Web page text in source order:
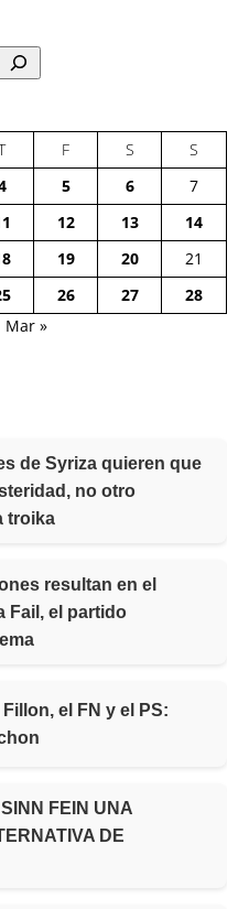
F S
S
5 6
7
12 13
14
19 20
21
26 27
28
Mar »
de Syriza quieren que
no otro
troika
resultan en el
Fail, el partido
el FN y el PS:
FEIN UNA
DE